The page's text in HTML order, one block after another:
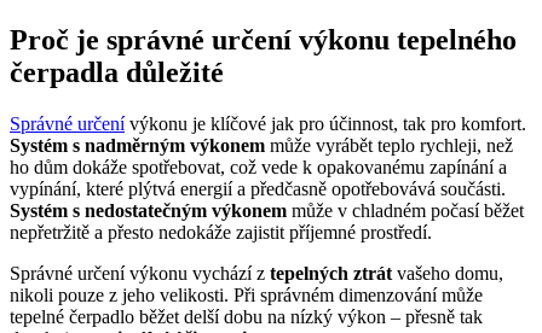
Proč je správné určení výkonu tepelného
čerpadla důležité
Správné určenívýkonu je klíčové jak pro účinnost, tak pro komfort.
Systém s nadměrným výkonem může vyrábět teplo rychleji, než
ho dům dokáže spotřebovat, což vede k opakovanému zapínání a
vypínání, které plýtvá energií a předčasně opotřebovává součásti.
Systém s nedostatečným výkonem může v chladném počasí běžet
nepřetržitě a přesto nedokáže zajistit příjemné prostředí.
Správné určení výkonu vychází z tepelných ztrát vašeho domu,
nikoli pouze z jeho velikosti. Při správném dimenzování může
tepelné čerpadlo běžet delší dobu na nízký výkon – přesně tak